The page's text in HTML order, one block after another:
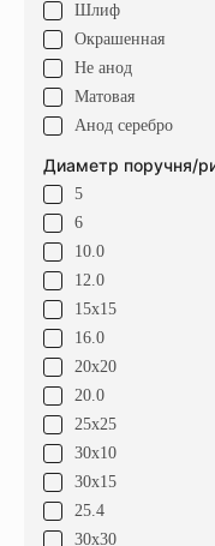
Шлиф
Окрашенная
Не анод
Матовая
Анод серебро
Диаметр поручня/
5
6
10.0
12.0
15х15
16.0
20х20
20.0
25х25
30х10
30х15
25.4
30х30